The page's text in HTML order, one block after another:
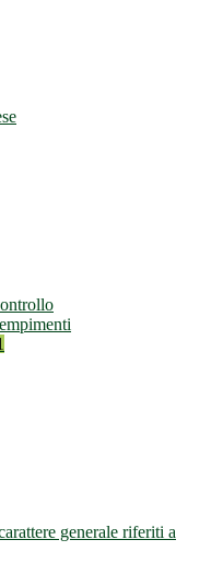
generale riferiti a